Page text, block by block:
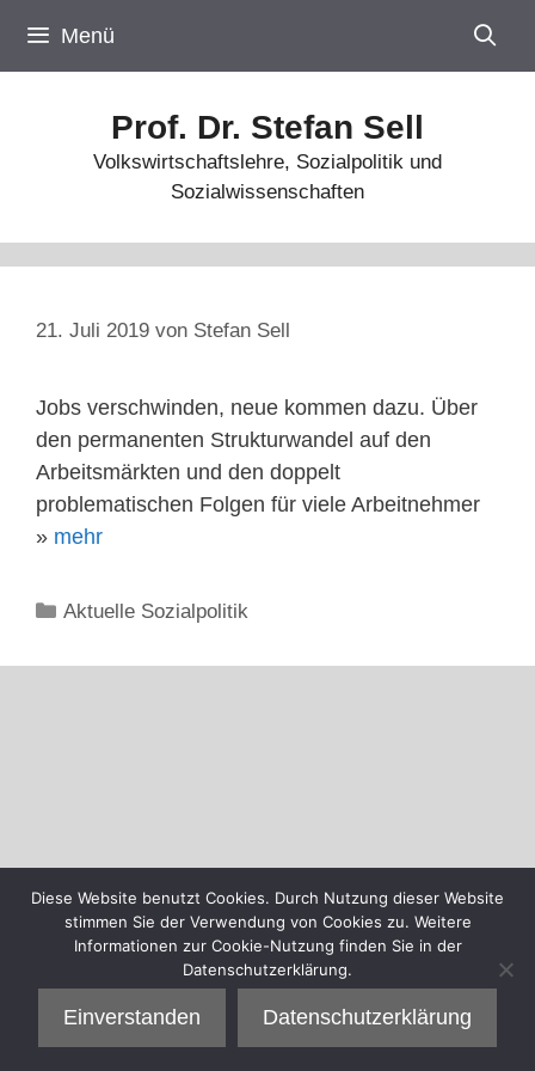
Inhalt
springen
Menü
Prof. Dr. Stefan Sell
Volkswirtschaftslehre, Sozialpolitik und
Sozialwissenschaften
21. Juli 2019 von Stefan Sell
Jobs verschwinden, neue kommen dazu. Über
den permanenten Strukturwandel auf den
Arbeitsmärkten und den doppelt
problematischen Folgen für viele Arbeitnehmer
» mehr
Kategorien
Aktuelle Sozialpolitik
Diese Website benutzt Cookies. Durch Nutzung dieser Website
stimmen Sie der Verwendung von Cookies zu. Weitere
Informationen zur Cookie-Nutzung finden Sie in der
Datenschutzerklärung.
Einverstanden Datenschutzerklärung